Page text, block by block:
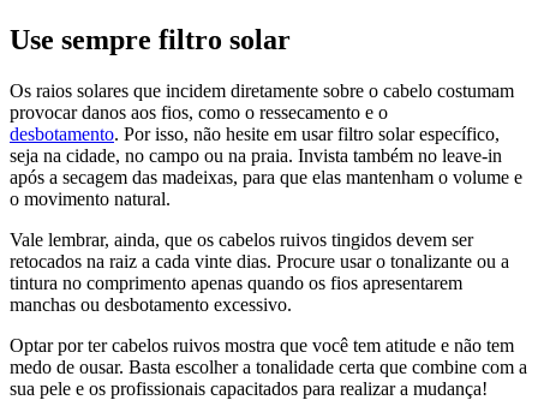
Use sempre filtro solar
Os raios solares que incidem diretamente sobre o cabelo costumam
provocar danos aos fios, como o ressecamento e o
desbotamento. Por isso, não hesite em usar filtro solar específico,
seja na cidade, no campo ou na praia. Invista também no leave-in
após a secagem das madeixas, para que elas mantenham o volume e
o movimento natural.
Vale lembrar, ainda, que os cabelos ruivos tingidos devem ser
retocados na raiz a cada vinte dias. Procure usar o tonalizante ou a
tintura no comprimento apenas quando os fios apresentarem
manchas ou desbotamento excessivo.
Optar por ter cabelos ruivos mostra que você tem atitude e não tem
medo de ousar. Basta escolher a tonalidade certa que combine com a
sua pele e os profissionais capacitados para realizar a mudança!